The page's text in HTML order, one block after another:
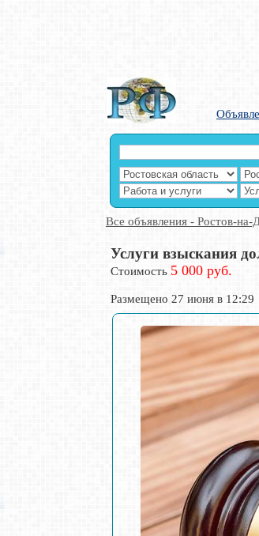
Все объявления - Ростов-на-
Услуги взыскания
Стоимость 5 000 руб.
Размещено 27 июня в 12:29